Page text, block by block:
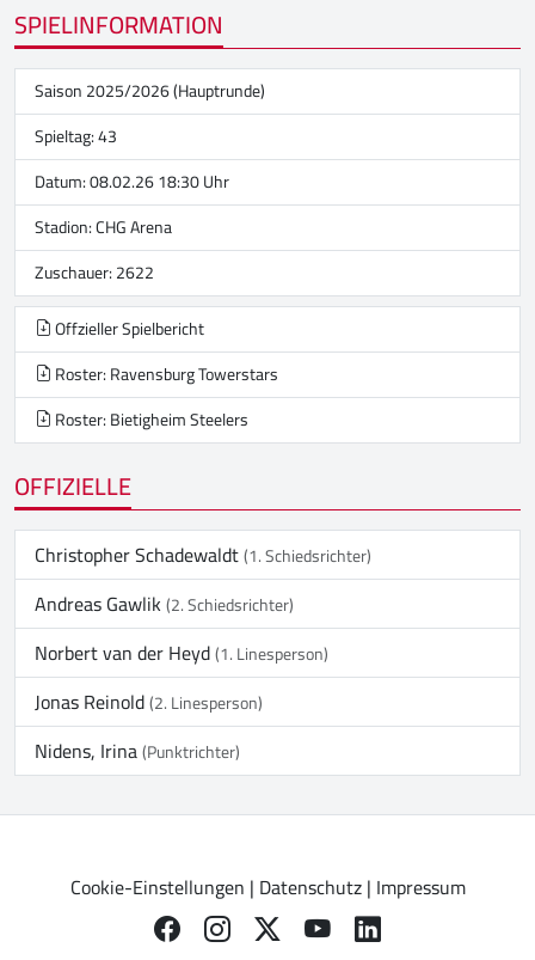
SPIELINFORMATION
Saison 2025/2026 (Hauptrunde)
Spieltag: 43
Datum: 08.02.26 18:30 Uhr
Stadion:CHG Arena
Zuschauer: 2622
Offzieller Spielbericht
Roster: Ravensburg Towerstars
Roster: Bietigheim Steelers
OFFIZIELLE
Christopher Schadewaldt(1. Schiedsrichter)
Andreas Gawlik(2. Schiedsrichter)
Norbert van der Heyd(1. Linesperson)
Jonas Reinold(2. Linesperson)
Nidens, Irina(Punktrichter)
Cookie-Einstellungen | Datenschutz| Impressum